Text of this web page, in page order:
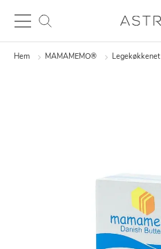
Hem MAMAMEMO® Legekøkkenet